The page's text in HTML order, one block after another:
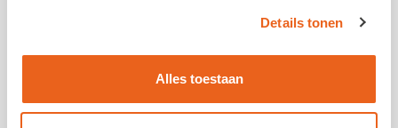
Details tonen
Alles toestaan